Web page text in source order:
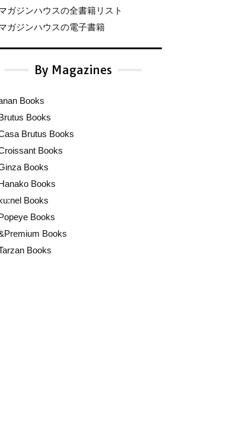
ガジンハウスの全書籍リスト
ガジンハウスの電子書籍
By Magazines
Books
Books
Brutus Books
Books
Books
Books
Books
Books
Books
Books